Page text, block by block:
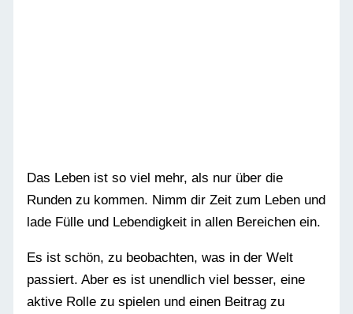
Das Leben ist so viel mehr, als nur über die
Runden zu kommen. Nimm dir Zeit zum Leben und
lade Fülle und Lebendigkeit in allen Bereichen ein.
Es ist schön, zu beobachten, was in der Welt
passiert. Aber es ist unendlich viel besser, eine
aktive Rolle zu spielen und einen Beitrag zu